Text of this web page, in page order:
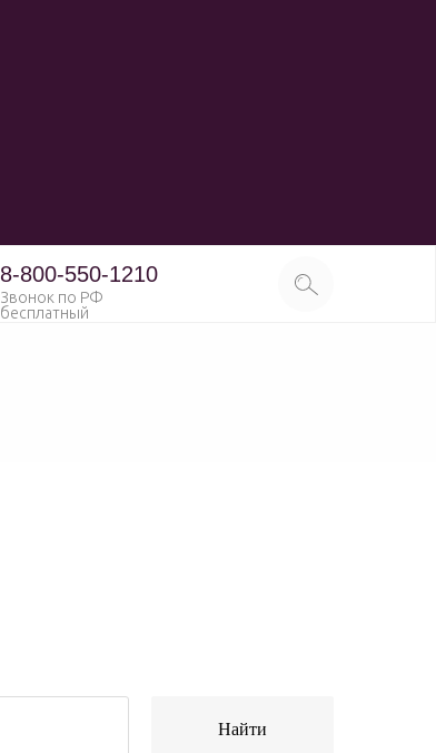
8-800-550-1210
Звонок по РФ
бесплатный
Найти